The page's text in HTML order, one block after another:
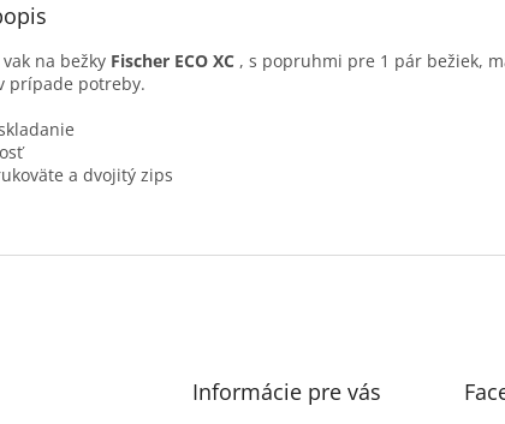
na bežky Fischer ECO XC , s popruhmi pre 1 pár bežiek,
prípade potreby.
a dvojitý zips
Informácie pre vás